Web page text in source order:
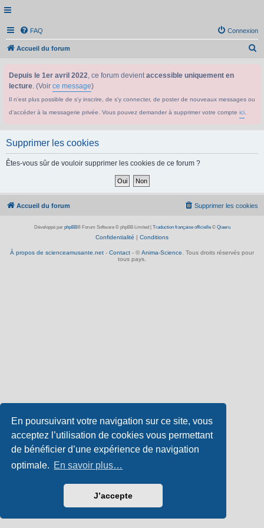
En poursuivant votre navigation sur ce site, vous
acceptez l’utilisation de cookies vous permettant
de bénéficier d’une expérience de navigation
optimale. En savoir plus…
J’accepte
FAQ Connexion
Accueil du forum
Depuis le 1er avril 2022, ce forum devientaccessible uniquement en
lecture. (Voir ce message)
Il n'est plus possible de s'y inscrire, de s'y connecter, de poster de nouveaux messages ou
d'accéder à la messagerie privée. Vous pouvez demander à supprimer votre compte ici
Supprimer les cookies
Êtes-vous sûr de vouloir supprimer les cookies de ce forum ?
Accueil du forum Supprimer les cookies
Développé par phpBB® Forum Software © phpBB Limited Traduction française officielle© Qiaeru
Confidentialité | Conditions
À propos de scienceamusante.net - Contact - © Anima-Science . Tous droits réservés pour
tous pays.